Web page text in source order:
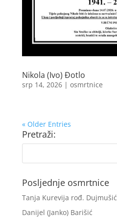
Nikola (Ivo) Đotlo
srp 14, 2026| osmrtnice
« Older Entries
Pretraži:
Posljednje osmrtnice
Tanja Kurevija rođ. Dujmušić
Danijel (Janko) Barišić